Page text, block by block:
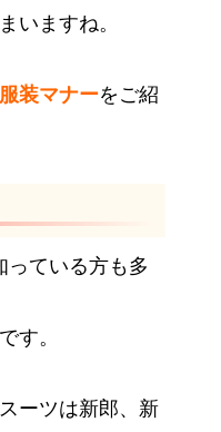
いますね。
装マナーをご紹
っている方も多
す。
ーツは新郎、新